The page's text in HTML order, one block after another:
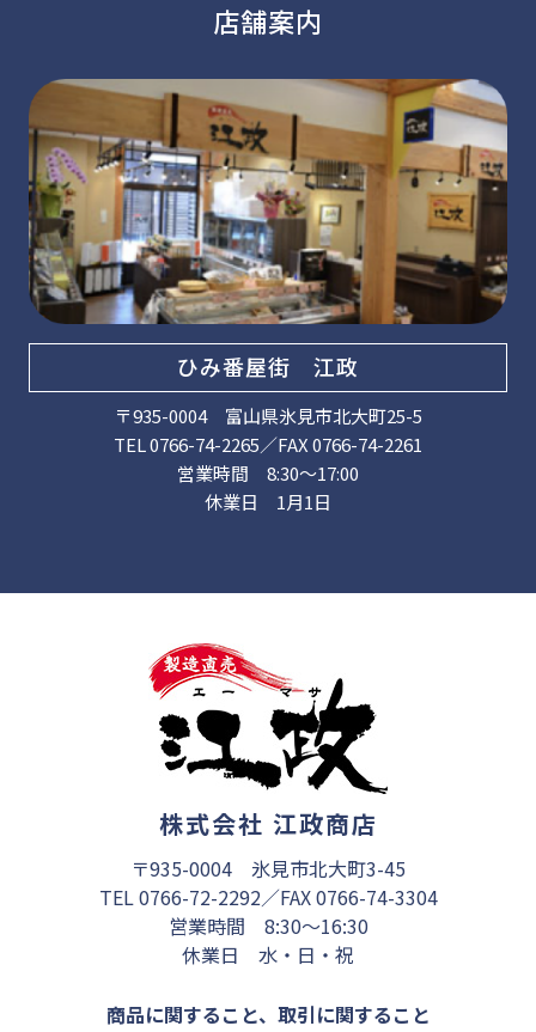
店舗案内
ひみ番屋街 江政
〒935-0004 富山県氷見市北大町25-5
TEL 0766-74-2265／FAX 0766-74-2261
営業時間 8:30～17:00
休業日 1月1日
株式会社 江政商店
〒935-0004 氷見市北大町3-45
TEL 0766-72-2292／FAX 0766-74-3304
営業時間 8:30～16:30
休業日 水・日・祝
商品に関すること、取引に関すること